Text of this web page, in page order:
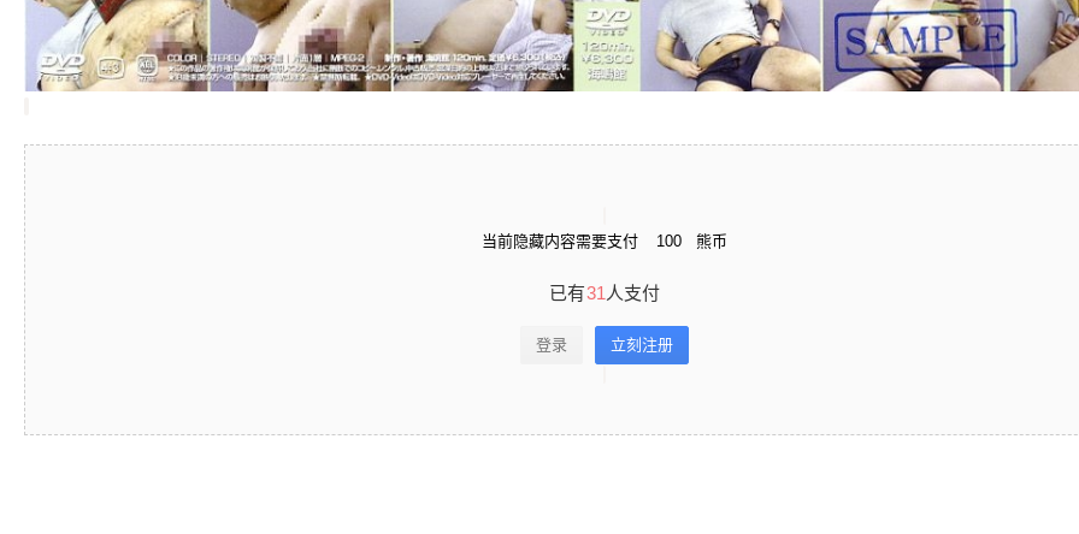
当前隐藏内容需要支付 100 熊币
已有31 人支付
登录 立刻注册